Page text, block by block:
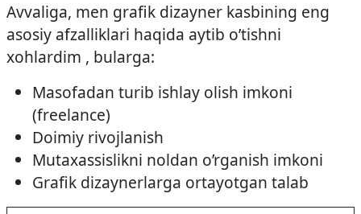
Avvaliga, men grafik dizayner kasbining eng
asosiy afzalliklari haqida aytib o’tishni
xohlardim , bularga:
Masofadan turib ishlay olish imkoni
(freelance)
Doimiy rivojlanish
Mutaxassislikni noldan o’rganish imkoni
Grafik dizaynerlarga ortayotgan talab